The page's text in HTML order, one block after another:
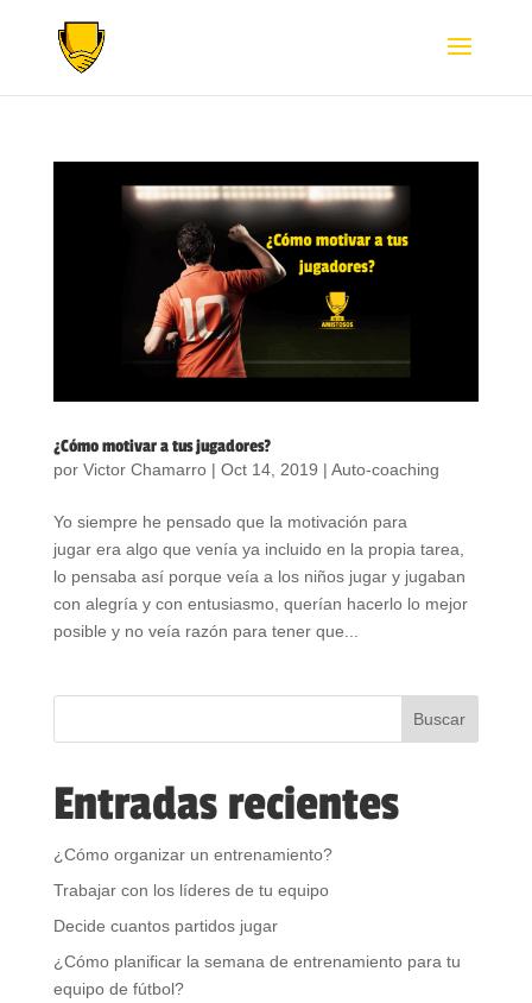
¿Cómo motivar a tus jugadores?
por Victor Chamarro| Oct 14, 2019 | Auto-coaching
Yo siempre he pensado que la motivación para
jugar era algo que venía ya incluido en la propia tarea,
lo pensaba así porque veía a los niños jugar y jugaban
con alegría y con entusiasmo, querían hacerlo lo mejor
posible y no veía razón para tener que...
Entradas recientes
¿Cómo organizar un entrenamiento?
Trabajar con los líderes de tu equipo
Decide cuantos partidos jugar
¿Cómo planificar la semana de entrenamiento para tu
equipo de fútbol?